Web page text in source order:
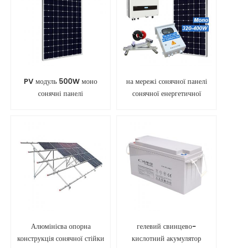
PV модуль 500W моно
сонячні панелі
на мережі сонячної панелі
сонячної енергетичної
Алюмінієва опорна
конструкція сонячної стійки
гелевий свинцево-
кислотний акумулятор